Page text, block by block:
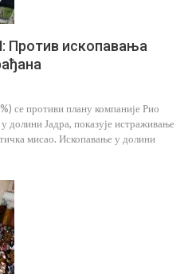
ископавања
се противи плану компаније Рио
долини Јадра, показује истраживање
мисао. Ископавање у долини